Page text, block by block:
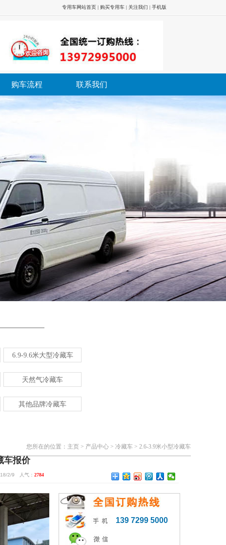
专用车网站首页 | 购买专用车 | 关注我们 | 手机版
购车流程 联系我们
6.9-9.6米大型冷藏车
天然气冷藏车
其他品牌冷藏车
您所在的位置： 主页 > 产品中心 > 冷藏车 > 2.6-3.9米小型冷藏车
车报价
2/9 人气： 2784
139 7299 5000